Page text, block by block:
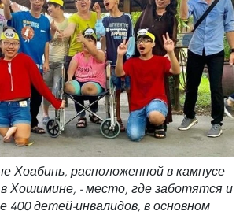
Хоабинь, расположенной в кампусе
Хошимине, - место, где заботятся и
400 детей-инвалидов, в основном